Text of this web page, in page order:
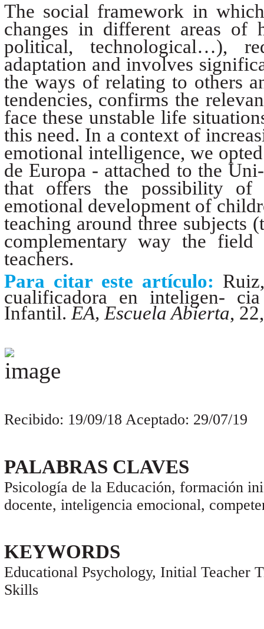
The social framework in
changes in different areas of
political, technological…),
adaptation and involves
the ways of relating to others
tendencies, confirms the
face these unstable life
this need. In a context of
emotional intelligence, we
de Europa - attached to the
that offers the possibility of
emotional development of
teaching around three subjects
complementary way the
teachers.
Para citar este artículo:
cualificadora en inteligen-
Infantil. EA, Escuela Abierta,
Recibido: 19/09/18 Aceptado: 29/07/19
PALABRAS CLAVES
Psicología de la Educación, formación
docente, inteligencia emocional,
KEYWORDS
Educational Psychology, Initial Teacher
Skills